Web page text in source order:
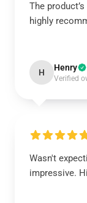
The
highly
H Henry
Verified
Wasn't
impressive.